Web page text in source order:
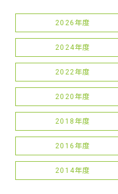
2026年度
2024年度
2022年度
2020年度
2018年度
2016年度
2014年度